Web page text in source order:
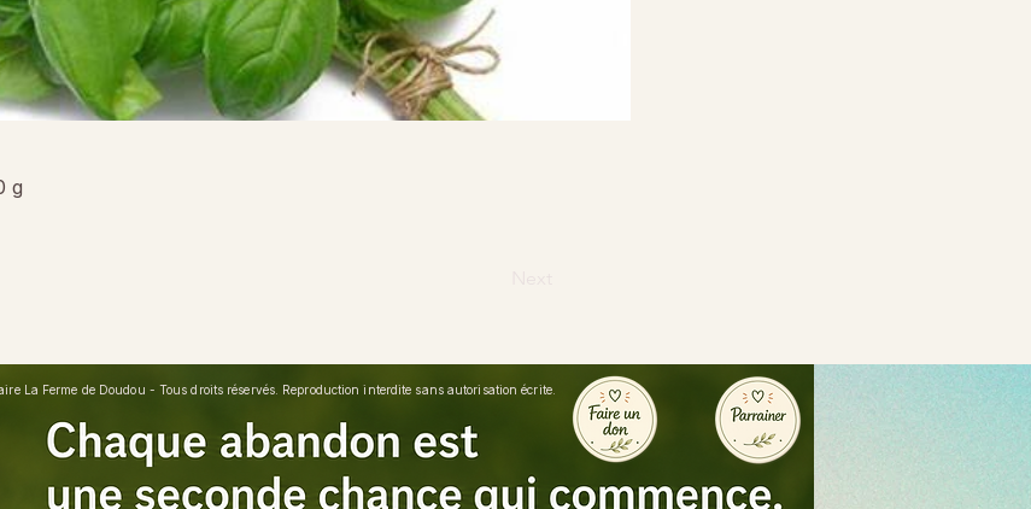
g
La Ferme de Doudou - Tous droits réservés. Reproduction interdite sans autorisation écrite.